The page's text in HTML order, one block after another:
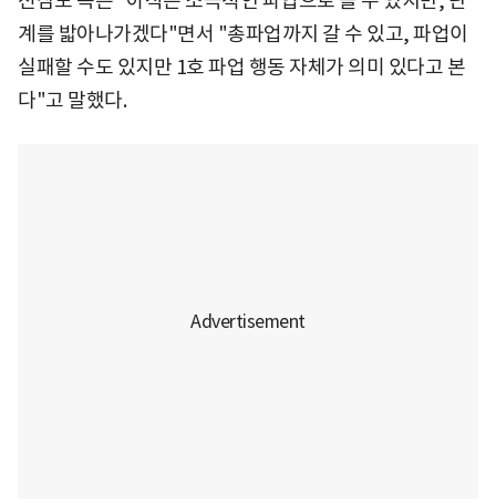
계를 밟아나가겠다"면서 "총파업까지 갈 수 있고, 파업이
실패할 수도 있지만 1호 파업 행동 자체가 의미 있다고 본
다"고 말했다.